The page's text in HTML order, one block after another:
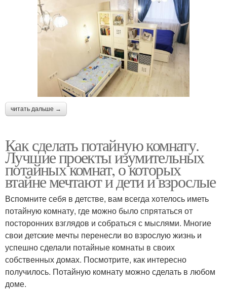
читать дальше →
Как сделать потайную комнату.
Лучшие проекты изумительных
потайных комнат, о которых
втайне мечтают и дети и взрослые
Вспомните себя в детстве, вам всегда хотелось иметь
потайную комнату, где можно было спрятаться от
посторонних взглядов и собраться с мыслями. Многие
свои детские мечты перенесли во взрослую жизнь и
успешно сделали потайные комнаты в своих
собственных домах. Посмотрите, как интересно
получилось. Потайную комнату можно сделать в любом
доме.